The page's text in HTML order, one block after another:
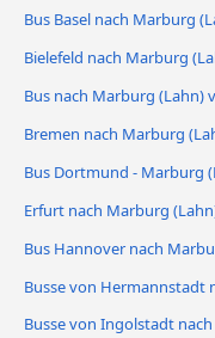
Bus Basel nach Marburg
Bielefeld nach Marburg
Bus nach Marburg (Lahn)
Bremen nach Marburg
Bus Dortmund - Marburg
Erfurt nach Marburg
Bus Hannover nach
Busse von Hermannstadt
Busse von Ingolstadt